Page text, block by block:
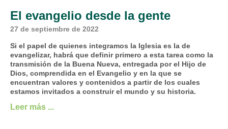
El evangelio desde la gente
27 de septiembre de 2022
Si el papel de quienes integramos la Iglesia es la de
evangelizar, habrá que definir primero a esta tarea como la
transmisión de la Buena Nueva, entregada por el Hijo de
Dios, comprendida en el Evangelio y en la que se
encuentran valores y contenidos a partir de los cuales
estamos invitados a construir el mundo y su historia.
Leer más ...